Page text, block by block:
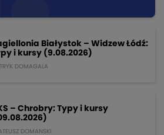
Białystok – Widzew Łódź:
i kursy (9.08.2026)
DOMAGALA
– Chrobry: Typy i kursy
DOMANSKI